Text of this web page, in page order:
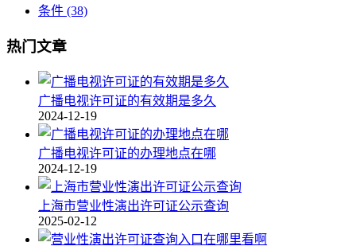
条件 (38)
热门文章
广播电视许可证的有效期是多久
2024-12-19
广播电视许可证的办理地点在哪
2024-12-19
上海市营业性演出许可证公示查询
2025-02-12